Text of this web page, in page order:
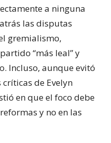
a ninguna
las disputas
gremialismo,
“más leal” y
Incluso, aunque evitó
de Evelyn
en que el foco debe
y no en las